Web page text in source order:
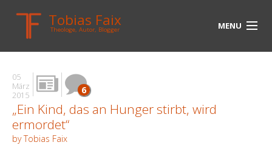
Tobias Faix
Theologe, Autor, Blogger MENU
HOME
BLOG
BIOGRAPHIE
BÜCHER
05
März
2015
6
„Ein Kind, das an Hunger stirbt, wird
ermordet“
by Tobias Faix